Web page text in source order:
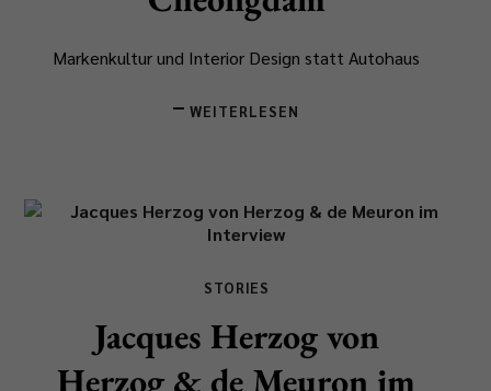
Markenkultur und Interior Design statt Autohaus
WEITERLESEN
STORIES
Jacques Herzog von
Herzog & de Meuron im